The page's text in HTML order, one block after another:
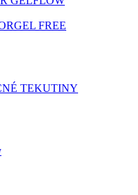
FREE
TEKUTINY